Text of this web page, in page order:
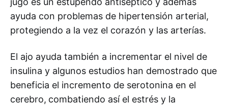
ayuda con problemas de hipertensión arterial,
protegiendo a la vez el corazón y las arterías.
El ajo ayuda también a incrementar el nivel de
insulina y algunos estudios han demostrado que
beneficia el incremento de serotonina en el
cerebro, combatiendo así el estrés y la